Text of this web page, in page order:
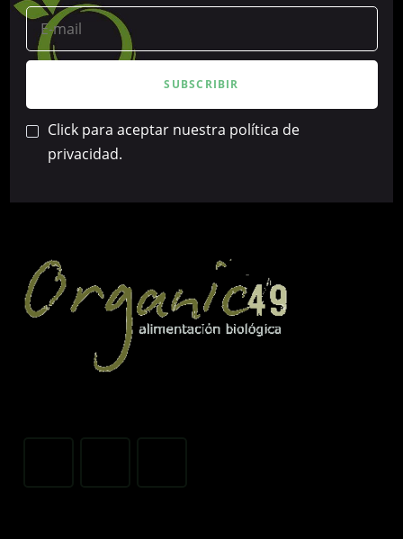
Click para aceptar nuestra política de
privacidad.